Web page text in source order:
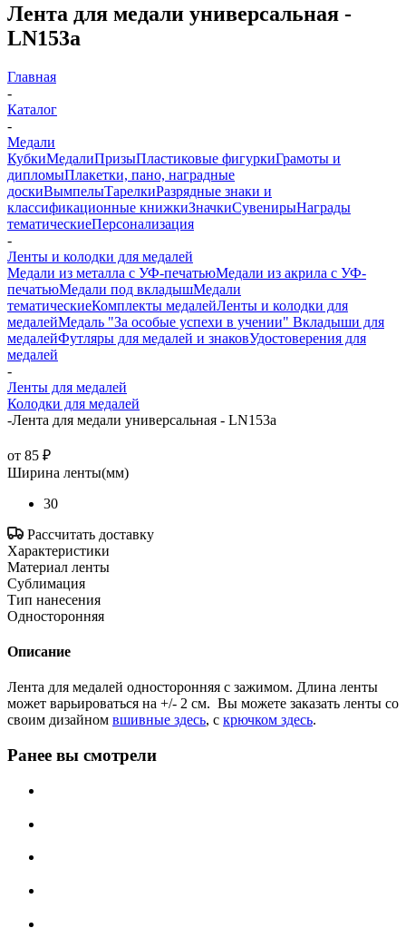
Лента для медали универсальная -
LN153a
Главная
-
Каталог
-
Медали
КубкиМедалиПризыПластиковые фигуркиГрамоты и
дипломыПлакетки, пано, наградные
доскиВымпелыТарелкиРазрядные знаки и
классификационные книжкиЗначкиСувенирыНаграды
тематическиеПерсонализация
-
Ленты и колодки для медалей
Медали из металла с УФ-печатьюМедали из акрила с УФ-
печатьюМедали под вкладышМедали
тематическиеКомплекты медалейЛенты и колодки для
медалейМедаль "За особые успехи в учении" Вкладыши для
медалейФутляры для медалей и знаковУдостоверения для
медалей
-
Ленты для медалей
Колодки для медалей
-Лента для медали универсальная - LN153a
от 85 ₽
Ширина ленты(мм)
30
Рассчитать доставку
Характеристики
Материал ленты
Сублимация
Тип нанесения
Односторонняя
Описание
Лента для медалей односторонняя с зажимом. Длина ленты
может варьироваться на +/- 2 см. Вы можете заказать ленты со
своим дизайном вшивные здесь, с крючком здесь.
Ранее вы смотрели